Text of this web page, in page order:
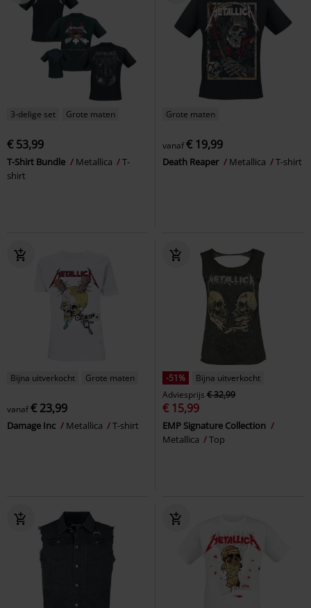
3-delige set Grote maten
€ 53,99
T-Shirt Bundle Metallica
T-
shirt
Grote maten
vanaf€ 19,99
Death Reaper Metallica T-shirt
Bijna uitverkocht Grote maten
vanaf€ 23,99
Damage Inc Metallica T-shirt
-51%
Bijna uitverkocht
Adviesprijs € 32,99
€ 15,99
EMP Signature Collection
Metallica
Top